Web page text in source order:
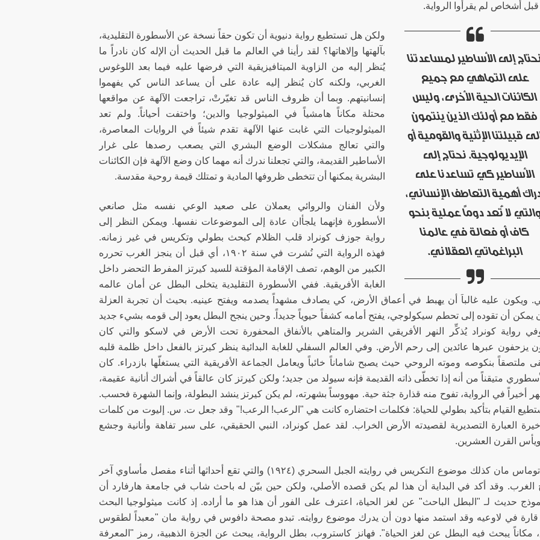
أشخاص لم يقرأوا الرواية.
إلى الأساطير لمساعدتنا
على التماهي مع جميع
الكائنات الحية الأخرى، وليس
فقط مع أولئك الذين ينتمون
قبيلتنا الإثنية والقومية أو
الإيديولوجية. نحتاج إلى
الأساطير كي تساعدنا على
أهمية التعاطف الإنساني،
لا تُعد دوماً عملية بنحو
كاف أو فعالة في عالمنا
البراغماتي العقلاني.
ولكن هل تستطيع رواية دنيوية أن تكون حقاً نسخة عن الأسطورة التقليدية،
بآلهتها وإلاهاتها؟ لقد رأينا في العالم ما قبل الحديث أن الإله كان نادراً ما
يُنظر إليه من الزاوية الميتافيزيقية التي فرضها عليه فيما بعد اللوغوس
الغربي، ولكنه كان يُنظر إليه عادة على أن يساعد الناس كي يفهموا
إنسانيتهم. وبما أن ظروف الناس قد تغيّرتْ، تراجعت الآلهة عن مواقعها
محتلة مكاناً هامشياً في الميثولوجيا والدين؛ واختفت أحياناً. ولم تعد
الميثولوجيات التي غابت عنها الآلهة تقدم شيئاً في الروايات المعاصرة،
والتي تعالج مشكلات الوضع البشري التي يصعب رصدها على غرار
الأساطير القديمة، والتي تجعلنا ندرك أنه مهما كان وضع الآلهة فإن الكائنات
البشرية يمكنها أن تتخطى ظروفها المادية و تمتلك قيمة روحية مقدسة.
ولأن الفنان والروائي يعملان على صعيد الوعي نفسه مثل صانعي
الأسطورة فإنهما يلجأان عادة إلى الموضوعات نفسها. ويمكن النظر إلى
رواية جوزف كونراد قلب الظلام كبحث بطولي وتكريس في غير زمانه.
فهذه الرواية التي نُشرت في سنة ١٩٠٢، أي قبل أن ينجز الغرب تحرره
الكبير من الوهم، تصف الإقامة المؤقتة للسيد كيرتز المفرط التحضر داخل
الغابة الأفريقية. ففي الأسطورة التقليدية يتخلى البطل عن أمان عالمه
ويكون عليه غالباً أن يهبط في أعماق الأرض، كي يصادف مشهداً يصدمه ويفتح عينيه. بحيث أن تجربة العزلة
يمكن أن تقوده إلى تحطم سيكولوجي، يفتح أمامه كشفاً حيوياً جديداً. وحين ينجح البطل يعود إلى قومه بشيء جديد
رواية كونراد يُذكِّر النهر الأفريقي الشرير والمتاهي بالأنفاق المحفورة تحت الأرض في لاسكو والتي كان
يزحفون عبرها عائدين إلى رحم الأرض. وفي العالم السفلي للغابة البدائية ينظر كيرتز بالفعل داخل ظلمة قلبه
ملتصقاً بنكوصه وموته الروحي حيث يصبح شاماناً خائباً ويعامل الجماعة الأفريقية التي يستغلّها بازدراء. كان
متيقناً من أنه إذا تخطّى ذاته القديمة فإنه سيولد من جديد؛ ولكن كيرتز كان عالقاً في أشراك أنانية عقيمة،
أخيراً في الرواية، تفوح منه قذارة جثة حية. مهووساً بشهرته، لم يكن كيرتز ينشد البطولة، وإنما الشهرة فحسب.
القيام بتأكيد بطولي للحياة: فكلمات احتضاره كانت هي "الرعب! الرعب!" وقد جعل ت. س. إليوت من كلمات
العبارة التصديرية لقصيدته الأرض الخراب. لقد عمل كونراد، النبي الحقيقي، على سبر تفاهة وأنانية وجشع
القرن العشرين.
استخدم توماس مان كذلك موضوع التكريس في روايته الجبل السحري (١٩٢٤) والتي تقع أحداثها أثناء مفصل مأساوي آخر
الغرب. وقد أكد في البداية أن هذا لم يكن قصده الأصلي، ولكن حين بيّن له باحث شاب في جامعة هارفارد أن
نموذج حديث لـ "البطل الباحث" عن لغز الحياة، اعترف على الفور أن هذا هو ما أراده. إذ كانت ميثولوجيا البحث
قارة في لاوعيه وقد استمد منها دون أن يدرك موضوع روايته. تبدو مصحة دافوس في رواية مان "معبداً لطقوس
مكاناً يبحث فيه البطل عن لغز الحياة". فهانز كاستروب، بطل الرواية، يبحث عن الجزة الذهبية، رمز "المعرفة